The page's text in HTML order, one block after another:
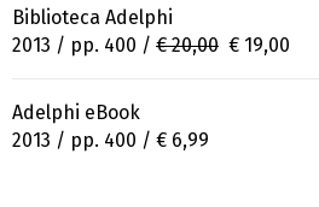
Biblioteca Adelphi
2013 / pp. 400 / € 20,00 € 19,00
Adelphi eBook
2013 / pp. 400 / € 6,99